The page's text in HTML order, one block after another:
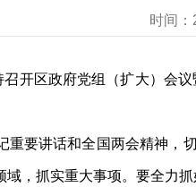
时间：
开区政府党组（扩大）会
要讲话和全国两会精神，
，抓实重大事项。要全力